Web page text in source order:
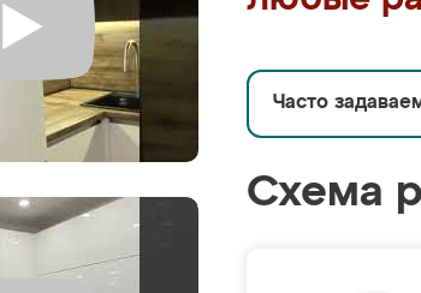
Часто
Схема